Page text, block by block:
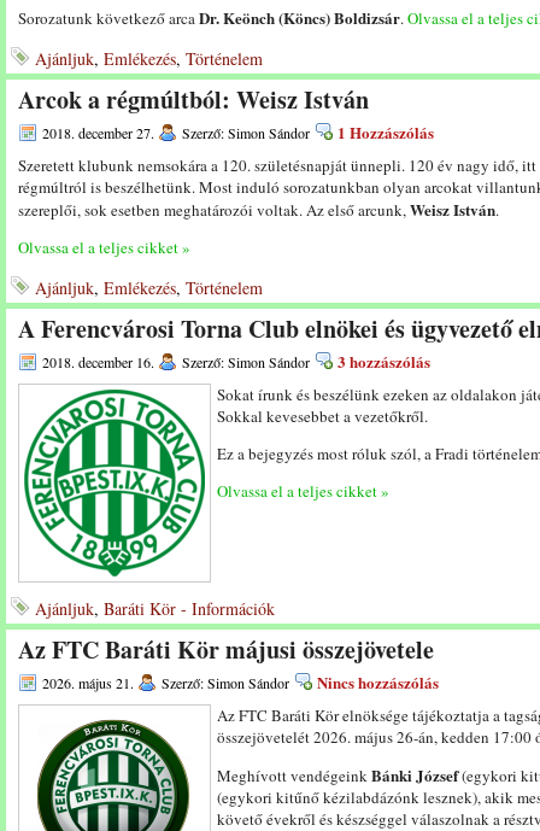
Sorozatunk következő arcaDr. Keönch (Köncs) Boldizsár.Olvassa el a teljes
Ajánljuk, Emlékezés, Történelem
Arcok a régmúltból: Weisz István
2018. december 27. Szerző: Simon Sándor 1 Hozzászólás
Szeretett klubunk nemsokára a 120. születésnapját ünnepli. 120 év nagy idő,
régmúltról is beszélhetünk. Most induló sorozatunkban olyan arcokat
szereplői, sok esetben meghatározói voltak. Az első arcunk,Weisz István.
Olvassa el a teljes cikket »
Ajánljuk, Emlékezés, Történelem
A Ferencvárosi Torna Club elnökei és ügyvezető
2018. december 16. Szerző: Simon Sándor 3 hozzászólás
Sokat írunk és beszélünk ezeken az oldalakon
Sokkal kevesebbet a vezetőkről.
Ez a bejegyzés most róluk szól, a Fradi
Olvassa el a teljes cikket »
Ajánljuk, Baráti Kör - Információk
Az FTC Baráti Kör májusi összejövetele
2026. május 21. Szerző: Simon Sándor Nincs hozzászólás
Az FTC Baráti Kör elnöksége tájékoztatja a
összejövetelét 2026. május 26-án, kedden
Meghívott vendégeinkBánki József(egykori
(egykori kitűnő kézilabdázónk lesznek), akik
követő évekről és készséggel válaszolnak a